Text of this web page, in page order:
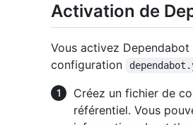
Activation de
Vous activez
configuration
Créez un fichier de
référentiel. Vous